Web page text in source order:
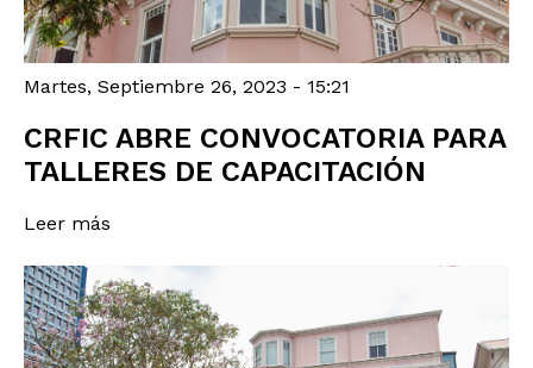
Martes, Septiembre 26, 2023 - 15:21
CRFIC ABRE CONVOCATORIA PARA
TALLERES DE CAPACITACIÓN
Leer más